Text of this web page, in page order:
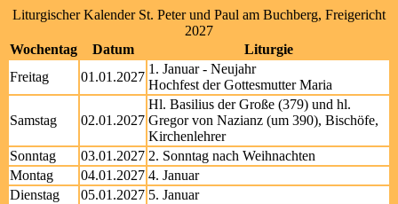
Liturgischer Kalender St. Peter und Paul am Buchberg, Freigericht
2027
Wochentag
Datum
Liturgie
Freitag
01.01.2027
1. Januar - Neujahr
Hochfest der Gottesmutter Maria
Samstag 02.01.2027
Hl. Basilius der Große (379) und hl.
Gregor von Nazianz (um 390), Bischöfe,
Kirchenlehrer
Sonntag
03.01.2027 2. Sonntag nach Weihnachten
Montag
04.01.2027 4. Januar
Dienstag
05.01.2027 5. Januar